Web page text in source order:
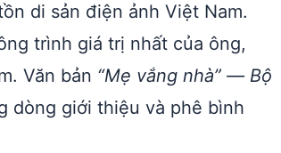
di sản điện ảnh Việt Nam.
trình giá trị nhất của ông,
Văn bản “Mẹ vắng nhà” — Bộ
dòng giới thiệu và phê bình